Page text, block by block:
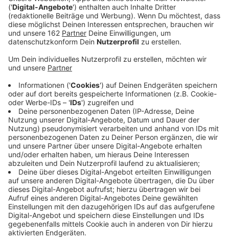
Veröffentlicht:Montag, 25.01.2021 07:54
Anzeige
Impfen machen - losgehen soll es am 8. Februar. Kritik
gibt es aber noch an der Umsetzung der Impfungen.
Für den gesamten Kreis Wesel gibt es nur ein
Impfzentrum - und das liegt in Wesel. Die FDP im
Kreistag fordert jetzt schnelle Lösungen zu finden,
wie ältere Menschen dorthin kommen. Im Nachbarkreis
Kleve gebe es etwa Kooperationen mit
Taxiunternehmen. Der Städtetag in NRW will, dass
Bund und Land Transportkosten übernehmen.
Anzeige